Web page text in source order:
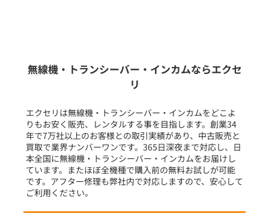
フリーワード入力(製品名等)
選択条件をリセット
無線機・トランシーバー・インカムならエクセ
リ
エクセリは無線機・トランシーバー・インカムをどこよ
りもお安く販売、レンタルする事を目指します。創業34
年で7万社以上のお客様との取引実績があり、中古販売と
買取で業界ナンバーワンです。365日深夜まで対応し、日
本全国に無線機・トランシーバー・インカムをお届けし
ています。またほぼ全機種で購入前の無料お試しが可能
です。アフター修理も弊社内で対応しますので、安心して
ご利用ください。